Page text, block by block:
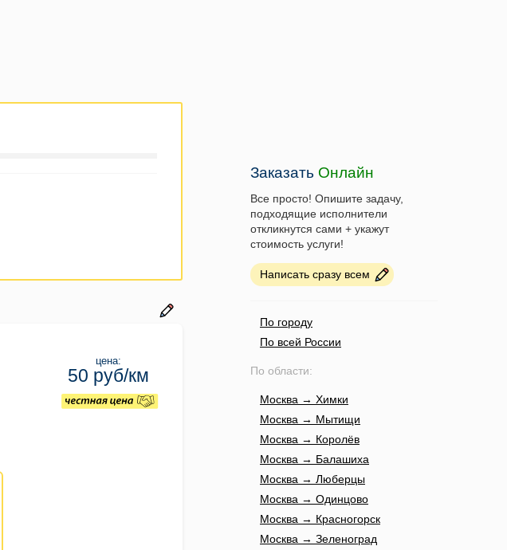
цена:
50 руб/км
Заказать Онлайн
Все просто! Опишите задачу,
подходящие исполнители
откликнутся сами + укажут
стоимость услуги!
Написать сразу всем
По городу
По всей России
По области:
Москва → Химки
Москва → Мытищи
Москва → Королёв
Москва → Балашиха
Москва → Люберцы
Москва → Одинцово
Москва → Красногорск
Москва → Зеленоград